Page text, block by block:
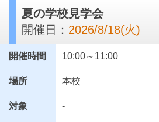
最近見た学校
夏の学校見学会
開催日： 2026/8/18(火)
開催時間 10:00～11:00
場所 本校
対象 -